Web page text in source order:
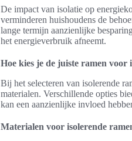
De impact van isolatie op
verminderen huishoudens de
lange termijn aanzienlijke
het energieverbruik afneemt.
Hoe kies je de juiste ramen voor
Bij het selecteren van isolerende
materialen. Verschillende opties
kan een aanzienlijke invloed
Materialen voor isolerende